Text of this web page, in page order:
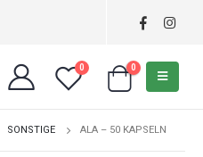
0 0
SONSTIGE ALA – 50 KAPSELN